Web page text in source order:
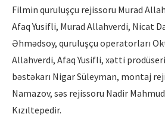
Filmin quruluşçu rejissoru Murad
Afaq Yusifli, Murad Allahverdi, Nicat
Əhmədsoy, quruluşçu operatorları
Allahverdi, Afaq Yusifli, xətti prodüseri
bəstəkarı Nigar Süleyman, montaj
Namazov, səs rejissoru Nadir
Kızıltepedir.